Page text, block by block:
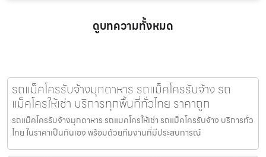
ดูบทความทั้งหมด
รถแม็คโครรับจ้างมุกดาหาร รถแม็คโครรับจ้าง รถ
แม็คโครให้เช่า บริการทุกพื้นที่ทั่วไทย ราคาถูก
รถแม็คโครรับจ้างมุกดาหาร รถแมคโครให้เช่า รถแม็คโครรับจ้าง บริการทั่ว
ไทย ในราคาเป็นกันเอง พร้อมด้วยทีมงานที่มีประสบการณ์